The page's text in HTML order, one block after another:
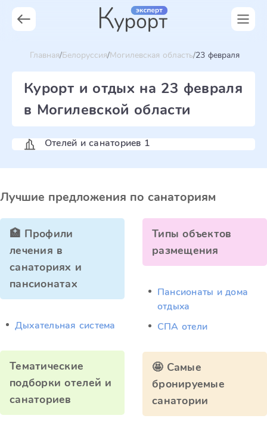
Главная Белоруссия Могилевская область 23 февраля
Курорт и отдых на 23 февраля
в Могилевской области
Отелей и санаториев 1
Лучшие предложения по санаториям
🏥 Профили
лечения в
санаториях и
пансионатах
Дыхательная система
Тематические
подборки отелей и
санаториев
Типы объектов
размещения
Пансионаты и дома
отдыха
СПА отели
🤩 Самые
бронируемые
санатории